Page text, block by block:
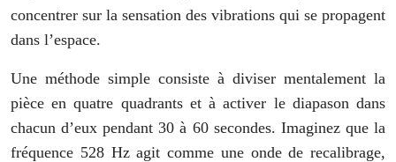
concentrer sur la sensation des vibrations qui se propagent
dans l’espace.
Une méthode simple consiste à diviser mentalement la
pièce en quatre quadrants et à activer le diapason dans
chacun d’eux pendant 30 à 60 secondes. Imaginez que la
fréquence 528 Hz agit comme une onde de recalibrage,